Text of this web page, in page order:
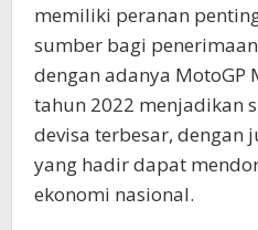
memiliki peranan
sumber bagi
dengan adanya MotoGP
tahun 2022 menjadikan
devisa terbesar, dengan
yang hadir dapat
ekonomi nasional.